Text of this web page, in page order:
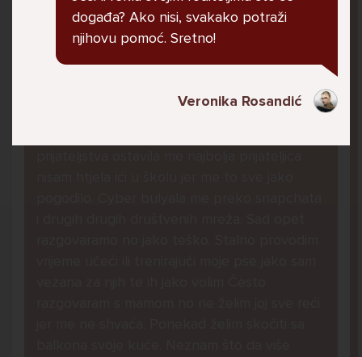
ubijem. Prije mjesec dana su me istukli kod
parka iz čistog mira dok sam prolazila sa
svojim susjedama i malim psom. Stalno u
ljutnje sam se počela tući po nogama no
događa? Ako nisi, svakako potraži
njihovu pomoć. Sretno!
Veronika Rosandić